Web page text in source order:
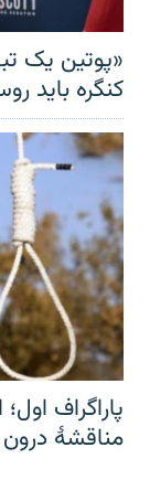
«پوتین یک
کنگره باید
پاراگراف
مناقشهٔ